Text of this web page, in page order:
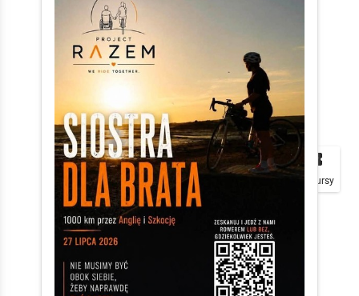

Plakaty
 local_play
Konkursy